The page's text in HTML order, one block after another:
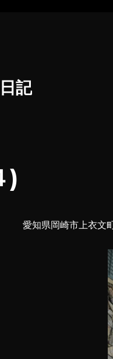
記
)
愛知県岡崎市上衣文